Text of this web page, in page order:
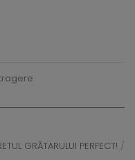
GRĂTARULUI PERFECT! /